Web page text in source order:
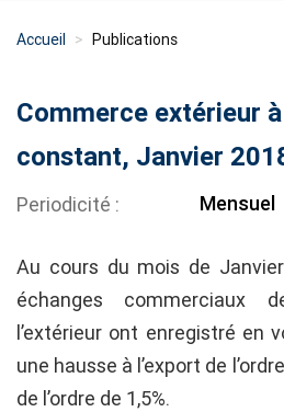
Accueil Publications
Commerce extérieur
constant, Janvier
Periodicité Mensuel
Au cours du mois de
échanges commerciaux
l’extérieur ont enregistré en
une hausse à l’export de
de l’ordre de 1,5%.